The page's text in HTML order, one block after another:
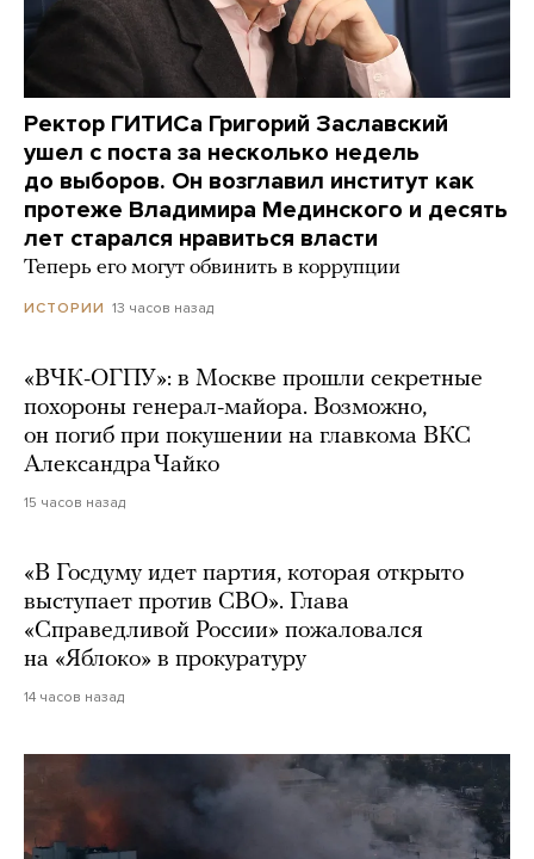
Ректор ГИТИСа Григорий Заславский
ушел с поста за несколько недель
до выборов. Он возглавил институт как
протеже Владимира Мединского и десять
лет старался нравиться власти
Теперь его могут обвинить в коррупции
ИСТОРИИ 13 часов назад
«ВЧК-ОГПУ»: в Москве прошли секретные
похороны генерал-майора. Возможно,
он погиб при покушении на главкома ВКС
Александра Чайко
15 часов назад
«В Госдуму идет партия, которая открыто
выступает против СВО». Глава
«Справедливой России» пожаловался
на «Яблоко» в прокуратуру
14 часов назад